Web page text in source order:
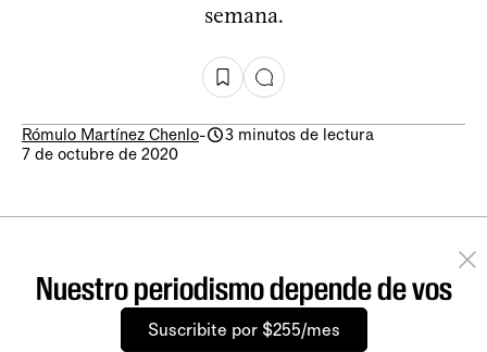
semana.
Rómulo Martínez Chenlo-
3 minutos de lectura
7 de octubre de 2020
Nuestro periodismo depende de vos
Suscribite por $255/mes